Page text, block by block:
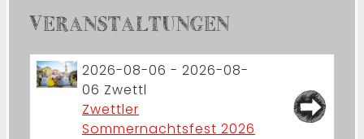
VERANSTALTUNGEN
2026-08-06 - 2026-08-
06 Zwettl
Zwettler
Sommernachtsfest 2026